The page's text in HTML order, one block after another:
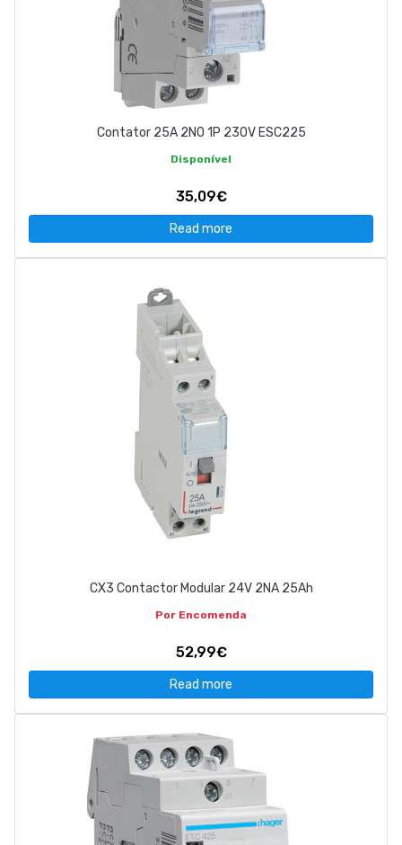
Contator 25A 2NO 1P 230V ESC225
Disponível
35,09€
Read more
CX3 Contactor Modular 24V 2NA 25Ah
Por Encomenda
52,99€
Read more